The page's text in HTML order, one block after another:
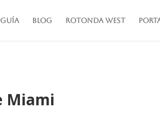
Guía Blog Rotonda West
Miami